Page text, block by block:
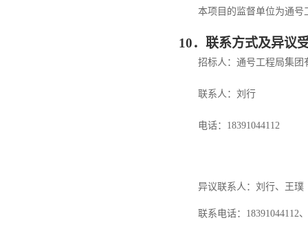
本项目的监督单位为通号
10． 联系方式及异议
招标人： 通号工程局集团
联系人：刘行
电话： 18391044112
异议联系人： 刘行、 王璞
联系电话： 18391044112、